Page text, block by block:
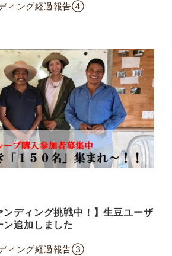
ィング経過報告④
ンディング挑戦中！】生豆ユーザ
追加しました
ィング経過報告③